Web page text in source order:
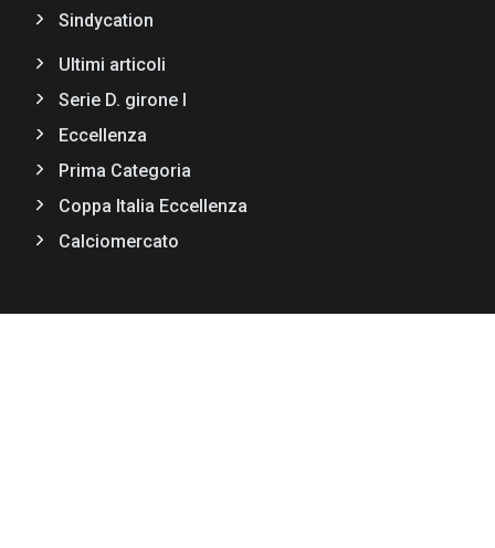
Sindycation
Ultimi articoli
Serie D. girone I
Eccellenza
Prima Categoria
Coppa Italia Eccellenza
Calciomercato
CONTATTI